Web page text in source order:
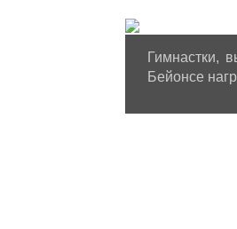
Гимнастки,
Бейонсе